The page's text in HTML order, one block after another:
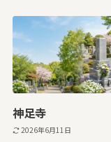
神足寺
2026年6月11日